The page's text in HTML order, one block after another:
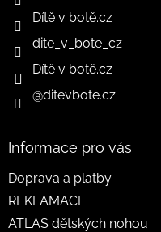
Dítě v botě.cz
dite_v_bote_cz
Dítě v botě.cz
@ditevbote.cz
Informace pro vás
Doprava a platby
REKLAMACE
ATLAS dětských nohou